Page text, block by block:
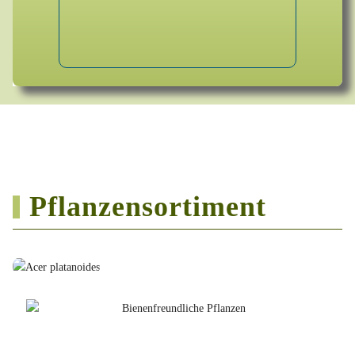
Pflanzensortiment